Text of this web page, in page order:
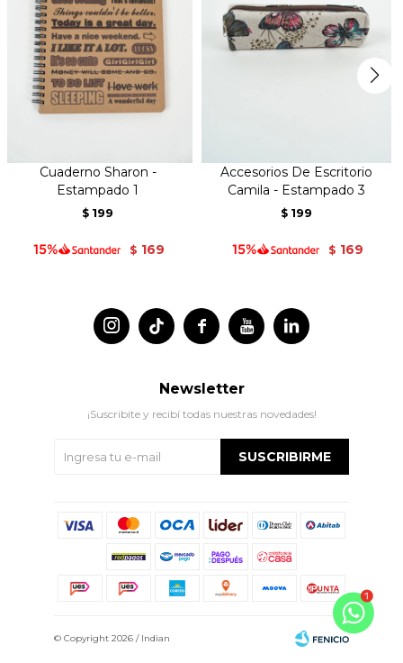
Cuaderno Sharon -
Estampado 1
$ 199
$ 169
Accesorios De Escritorio
Camila - Estampado 3
$ 199
$ 169
 
 
Newsletter
¡Suscribite y recibí todas nuestras novedades!
SUSCRIBIRME
© Copyright 2026 / Indian